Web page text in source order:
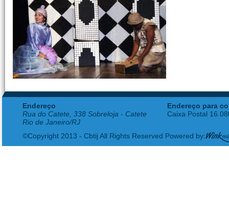
Endereço
Rua do Catete, 338 Sobreloja - Catete
Rio de Janeiro/RJ
Endereço para
Caixa Postal
©Copyright 2013 - Cbtij All Rights Reserved Powered by: